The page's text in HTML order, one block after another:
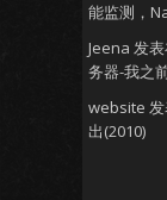
能监测，
Jeena 发
务器-我之
website
出(2010)